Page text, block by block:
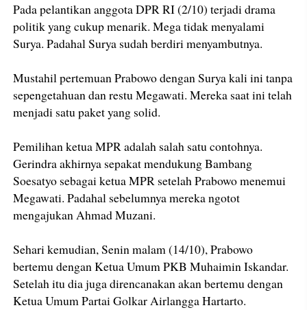
Pada pelantikan anggota DPR RI (2/10) terjadi drama
politik yang cukup menarik. Mega tidak menyalami
Surya. Padahal Surya sudah berdiri menyambutnya.
Mustahil pertemuan Prabowo dengan Surya kali ini tanpa
sepengetahuan dan restu Megawati. Mereka saat ini telah
menjadi satu paket yang solid.
Pemilihan ketua MPR adalah salah satu contohnya.
Gerindra akhirnya sepakat mendukung Bambang
Soesatyo sebagai ketua MPR setelah Prabowo menemui
Megawati. Padahal sebelumnya mereka ngotot
mengajukan Ahmad Muzani.
Sehari kemudian, Senin malam (14/10), Prabowo
bertemu dengan Ketua Umum PKB Muhaimin Iskandar.
Setelah itu dia juga direncanakan akan bertemu dengan
Ketua Umum Partai Golkar Airlangga Hartarto.